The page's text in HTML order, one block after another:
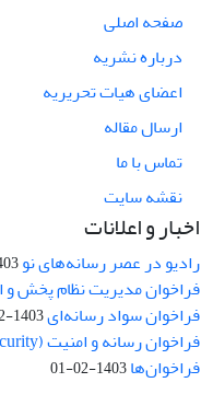
صفحه اصلی
درباره نشریه
اعضای هیات تحریریه
ارسال مقاله
تماس با ما
نقشه سایت
اخبار و اعلانات
رادیو در عصر رسانه‌های نو01
فراخوان مدیریت نظام پخش و
فراخوان سواد رسانه‌ای1403-02-01
فراخوان رسانه و امنیت (Media and Security)
فراخوان‌ها1403-02-01